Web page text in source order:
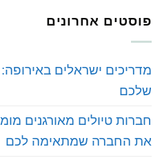
פוסטים אחרונים
‏מדריכים ישראלים
שלכם
‏חברות טיולים מאורגנים
את החברה שמתאימה לכם